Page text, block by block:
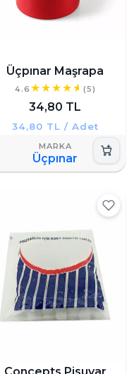
Üçpınar Maşrapa
4.6 (5)
34,80 TL
34,80 TL / Adet
Üçpınar